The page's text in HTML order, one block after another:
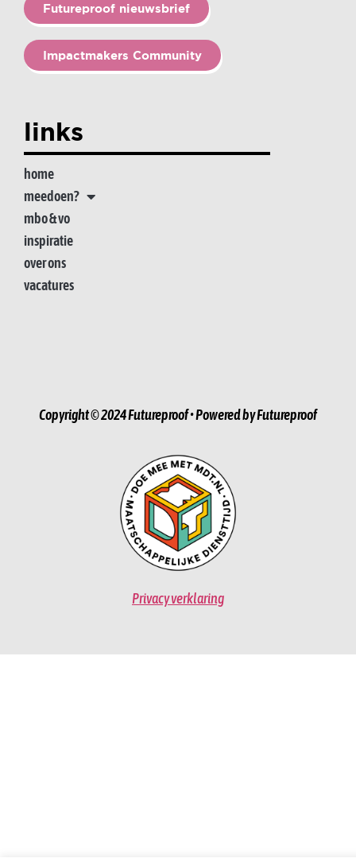
Futureproof nieuwsbrief
Impactmakers Community
links
home
meedoen?
mbo & vo
inspiratie
over ons
vacatures
Copyright © 2024 Futureproof • Powered by Futureproof
Privacy verklaring